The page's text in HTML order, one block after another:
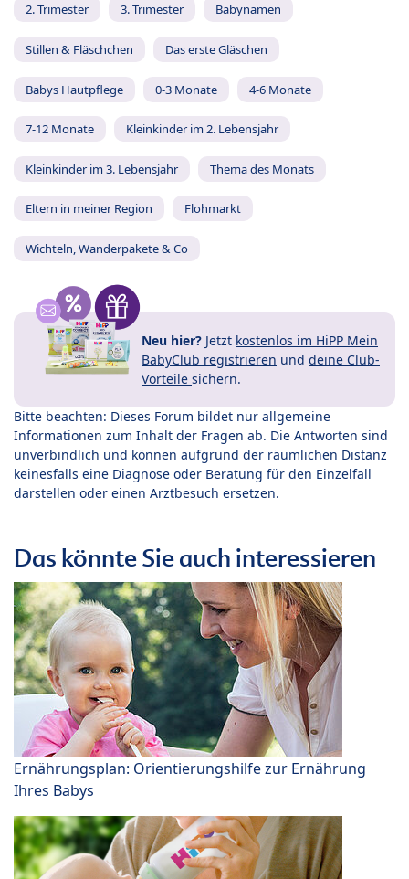
2. Trimester 3. Trimester Babynamen
Stillen & Fläschchen Das erste Gläschen
Babys Hautpflege 0-3 Monate 4-6 Monate
7-12 Monate Kleinkinder im 2. Lebensjahr
Kleinkinder im 3. Lebensjahr Thema des Monats
Eltern in meiner Region Flohmarkt
Wichteln, Wanderpakete & Co
Neu hier? Jetzt kostenlos im HiPP Mein
BabyClub registrieren und deine Club-
Vorteile sichern.
Bitte beachten: Dieses Forum bildet nur allgemeine
Informationen zum Inhalt der Fragen ab. Die Antworten sind
unverbindlich und können aufgrund der räumlichen Distanz
keinesfalls eine Diagnose oder Beratung für den Einzelfall
darstellen oder einen Arztbesuch ersetzen.
Das könnte Sie auch interessieren
Ernährungsplan: Orientierungshilfe zur Ernährung
Ihres Babys